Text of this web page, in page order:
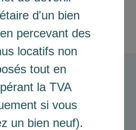
d'un bien
percevant des
locatifs non
tout en
la TVA
si vous
un bien neuf).
clients